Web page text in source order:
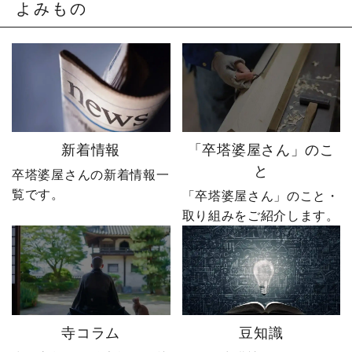
発動します。 来る日も来
も予想しなかった結果で
した。 無謀だと笑われた
婿社長の逆転劇、ついに
完結です。 あなたなら、
人生で一番大きな挑戦は
何ですか？ぜひコメント
で教えてください！ 「い
いね」「保存」「フォロ
ー」も励みになります。
ーーーーーー 創業明治15
年｜卒塔婆専門メーカー
東京・日の出町を拠点
に、全国6,000以上のお寺
とお取引する、 お寺のこ
とを知り尽くした“卒塔婆
屋”です。 卒塔婆に関する
いたそうです。 それで
も、ダメ元で始めた初め
てのネットショップ運
たサイトに待っていたの
は、想像以上の結果でし
た。 そして、その後やじ
社長の運命を大きく変え
る出来事が起こります。
続きは第4話「逆転編」。
ぜひ最後までご覧いただ
き、感想をコメントで教
えてください！ 「いい
ね」「保存」「フォロ
ー」も励みになります。
ーーーーーーーーーーー
ーーーーーー 創業明治15
よみもの
新着情報
卒塔婆屋さんの新着情報一
覧です。
「卒塔婆屋さん」のこ
と
「卒塔婆屋さん」のこと・
取り組みをご紹介します。
寺コラム 豆知識